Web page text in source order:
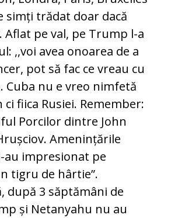
simți trădat doar dacă
pe val, pe Trump l-a
,,voi avea onoarea de a
pot să fac ce vreau cu
Cuba nu e vreo nimfetă
ci fiica Rusiei. Remember:
Porcilor dintre John
Amenințările
impresionat pe
tigru de hârtie”.
după 3 săptămâni de
și Netanyahu nu au